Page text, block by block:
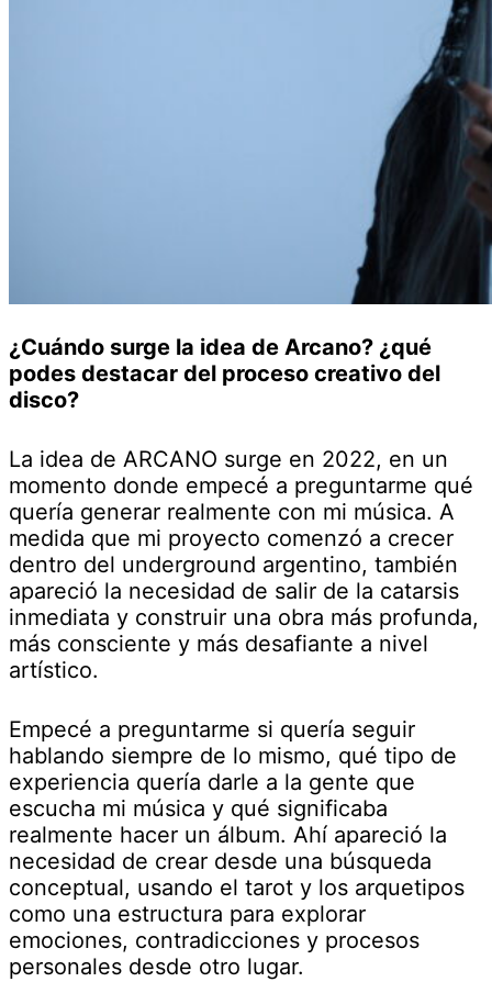
¿Cuándo surge la idea de Arcano? ¿qué
podes destacar del proceso creativo del
disco?
La idea de ARCANO surge en 2022, en un
momento donde empecé a preguntarme qué
quería generar realmente con mi música. A
medida que mi proyecto comenzó a crecer
dentro del underground argentino, también
apareció la necesidad de salir de la catarsis
inmediata y construir una obra más profunda,
más consciente y más desafiante a nivel
artístico.
Empecé a preguntarme si quería seguir
hablando siempre de lo mismo, qué tipo de
experiencia quería darle a la gente que
escucha mi música y qué significaba
realmente hacer un álbum. Ahí apareció la
necesidad de crear desde una búsqueda
conceptual, usando el tarot y los arquetipos
como una estructura para explorar
emociones, contradicciones y procesos
personales desde otro lugar.